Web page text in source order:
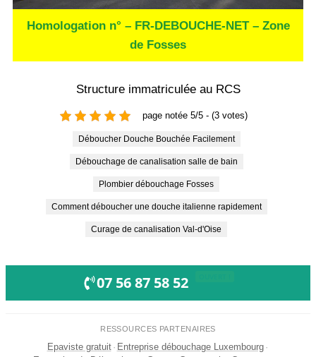
Homologation n° – FR-DEBOUCHE-NET – Zone
de Fosses
Structure immatriculée au RCS
page notée 5/5 - (3 votes)
Déboucher Douche Bouchée Facilement
Débouchage de canalisation salle de bain
Plombier débouchage Fosses
Comment déboucher une douche italienne rapidement
Curage de canalisation Val-d'Oise
07 56 87 58 52
RESSOURCES PARTENAIRES
Epaviste gratuit · Entreprise débouchage Luxembourg ·